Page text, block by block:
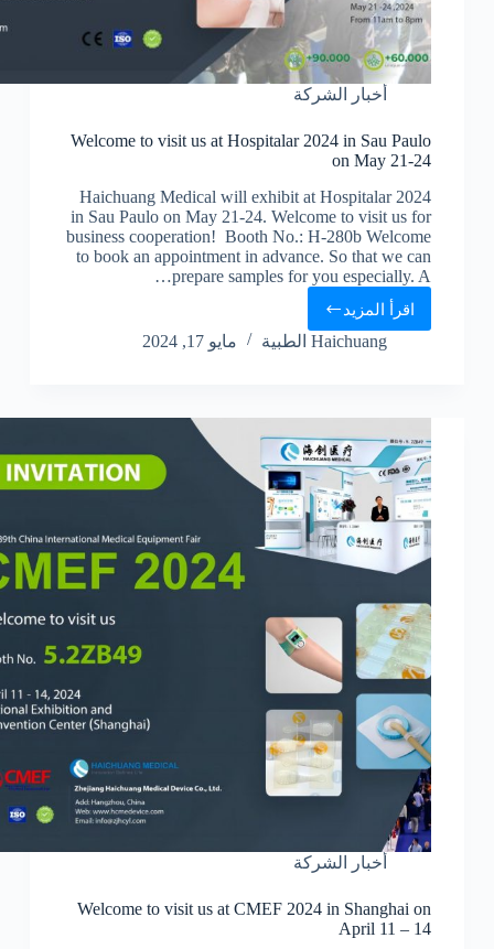
أخبار الشركة
Welcome to visit us at Hospitalar 2024 in Sau Paulo
on May 21-24
Haichuang Medical will exhibit at Hospitalar 2024
in Sau Paulo on May 21-24. Welcome to visit us for
business cooperation! Booth No.: H-280b Welcome
to book an appointment in advance. So that we can
prepare samples for you especially. A…
اقرأ المزيد
Haichuang الطبية مايو 17, 2024
أخبار الشركة
Welcome to visit us at CMEF 2024 in Shanghai on
April 11 – 14